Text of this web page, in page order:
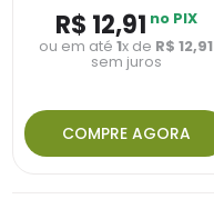
R$ 12,91 no PIX
ou em até1x de R$ 12,91
sem juros
COMPRE AGORA